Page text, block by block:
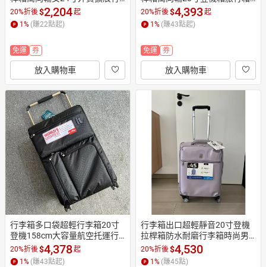
李箱拉鏈旅行箱
20%折後$2,204起
1 % (賺22點起)
免運 券
放入購物車
8寸大容量軟箱
20%折後$4,393起
1 % (賺43點起)
免運 券
放入購物車
行李箱多口袋超輕行李箱20寸
登機158cm大容量航空托運行
李尺寸防水面料
20%折後$4,378起
1 % (賺43點起)
行李箱出口超輕靜音20寸登機
拉桿箱防水耐磨行李箱時尚男
女萬向輪旅行箱
20%折後$4,530
1 % (賺45點)